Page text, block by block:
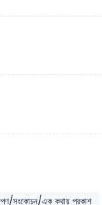
সংকোচন/এক কথায় প্রকাশ